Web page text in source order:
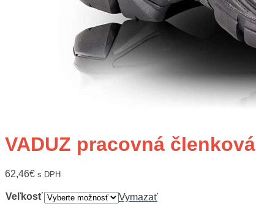
VADUZ pracovná členková
62,46€ s DPH
Veľkosť Vymazať